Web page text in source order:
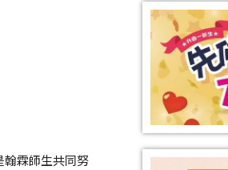
翰霖師生共同努